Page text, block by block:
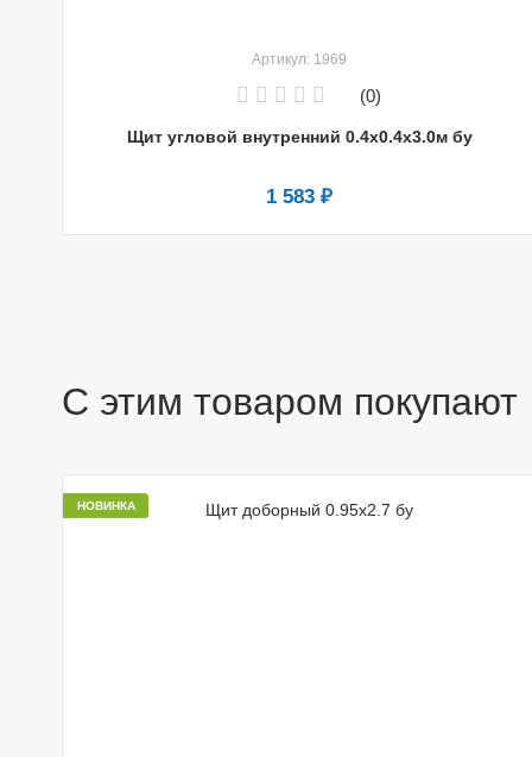
Артикул: 1969
(0)
Щит угловой внутренний 0.4x0.4x3.0м бу
1 583 ₽
С этим товаром покупают
НОВИНКА